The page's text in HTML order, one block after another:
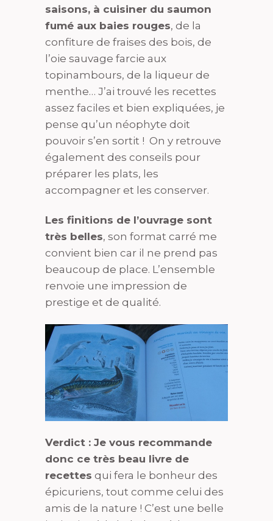
saisons, à cuisiner du saumon
fumé aux baies rouges, de la
confiture de fraises des bois, de
l’oie sauvage farcie aux
topinambours, de la liqueur de
menthe… J’ai trouvé les recettes
assez faciles et bien expliquées, je
pense qu’un néophyte doit
pouvoir s’en sortit ! On y retrouve
également des conseils pour
préparer les plats, les
accompagner et les conserver.
Les finitions de l’ouvrage sont
très belles, son format carré me
convient bien car il ne prend pas
beaucoup de place. L’ensemble
renvoie une impression de
prestige et de qualité.
Verdict : Je vous recommande
donc ce très beau livre de
recettes qui fera le bonheur des
épicuriens, tout comme celui des
amis de la nature ! C’est une belle